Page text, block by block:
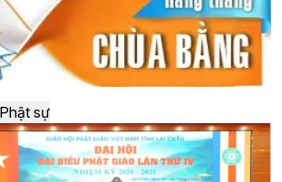
Phật sự